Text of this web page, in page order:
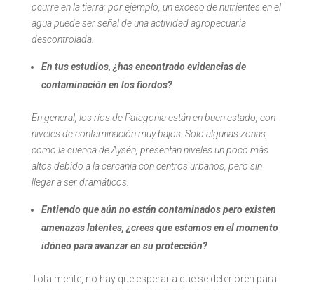
ocurre en la tierra; por ejemplo, un exceso de nutrientes en el
agua puede ser señal de una actividad agropecuaria
descontrolada.
En tus estudios, ¿has encontrado evidencias de
contaminación en los fiordos?
En general, los ríos de Patagonia están en buen estado, con
niveles de contaminación muy bajos. Solo algunas zonas,
como la cuenca de Aysén, presentan niveles un poco más
altos debido a la cercanía con centros urbanos, pero sin
llegar a ser dramáticos.
Entiendo que aún no están contaminados pero existen
amenazas latentes, ¿crees que estamos en el momento
idóneo para avanzar en su protección?
Totalmente, no hay que esperar a que se deterioren para